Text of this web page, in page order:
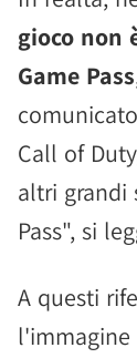
gioco non
Game Pass
Call of
altri grandi
Pass", si
A questi